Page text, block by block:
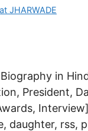
JHARWADE
in
President,
daughter, rss,